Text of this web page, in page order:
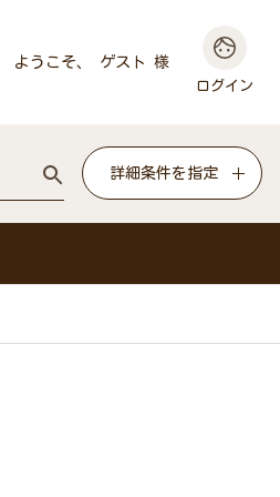
ようこそ、 ゲスト 様
ログイン
詳細条件を指定